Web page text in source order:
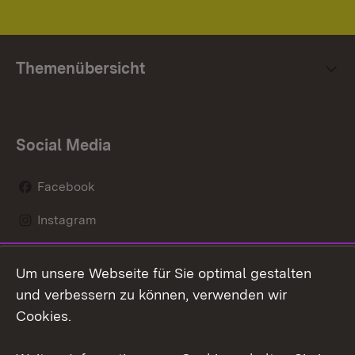
Themenübersicht
Social Media
Facebook
Instagram
Mastodon
Youtube
Um unsere Webseite für Sie optimal gestalten
und verbessern zu können, verwenden wir
Cookies.